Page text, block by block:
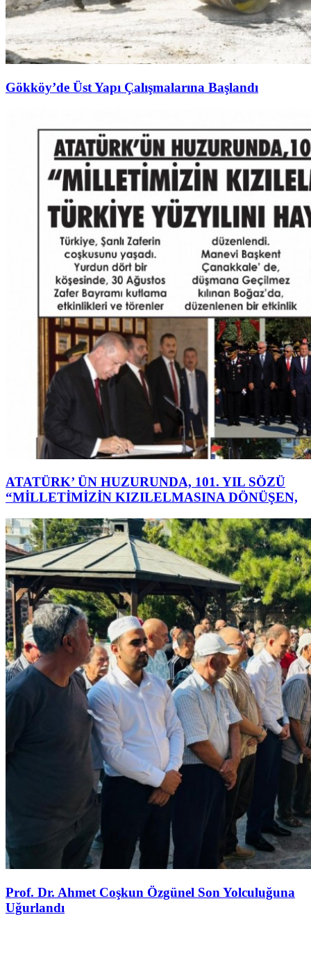
Gökköy’de Üst Yapı Çalışmalarına Başlandı
ATATÜRK’ ÜN HUZURUNDA, 101. YIL SÖZÜ
“MİLLETİMİZİN KIZILELMASINA DÖNÜŞEN,
Prof. Dr. Ahmet Coşkun Özgünel Son Yolculuğuna
Uğurlandı